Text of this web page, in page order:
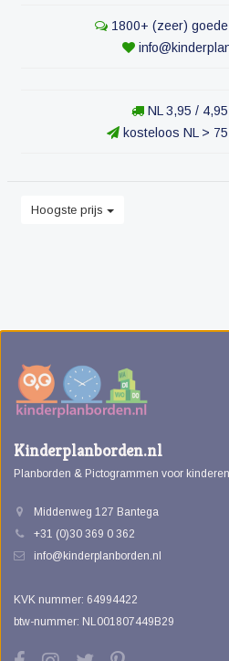
1800+ (zeer)
NL 3,95 /
kosteloos NL >
Hoogste prijs
Kinderplanborden.nl
Planborden & Pictogrammen voor kinderen
Middenweg 127 Bantega
+31 (0)30 369 0 362
info@kinderplanborden.nl
KVK nummer: 64994422
btw-nummer: NL001807449B29